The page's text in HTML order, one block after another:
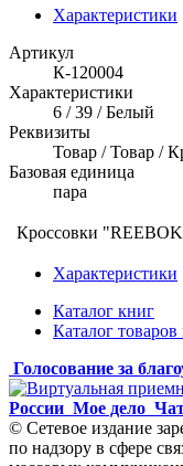
Характеристики
Артикул
К-120004
Характеристики
6 / 39 / Белый
Реквизиты
Товар / Товар /
Базовая единица
пара
Кроссовки
Характеристики
Каталог книг
Каталог
Голосование за
России Мое дело
© Сетевое издание
по надзору в сфере